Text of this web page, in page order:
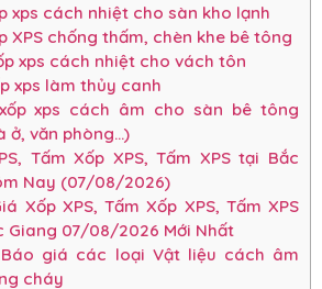
xps cách nhiệt cho sàn kho lạnh
XPS chống thấm, chèn khe bê tông
xps cách nhiệt cho vách tôn
xps làm thủy canh
xps cách âm cho sàn bê tông
ở, văn phòng…)
Tấm Xốp XPS, Tấm XPS tại Bắc
Nay (07/08/2026)
Xốp XPS, Tấm Xốp XPS, Tấm XPS
Giang 07/08/2026 Mới Nhất
giá các loại Vật liệu cách âm
cháy